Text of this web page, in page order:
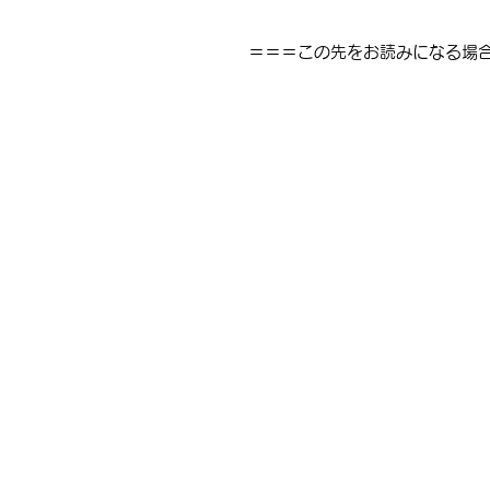
＝＝＝この先をお読みになる場